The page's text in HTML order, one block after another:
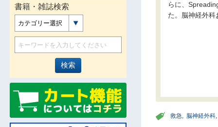
らに、
た。脳神経外
救急, 脳神経外科,
書籍・雑誌検索
カテゴリー選択